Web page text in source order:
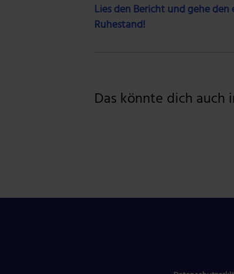
Lies den Bericht und gehe
Ruhestand!
Das könnte dich auch